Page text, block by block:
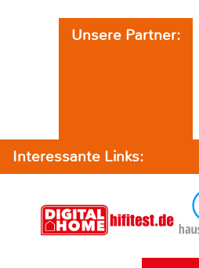
Unsere Partner:
Interessante Links: